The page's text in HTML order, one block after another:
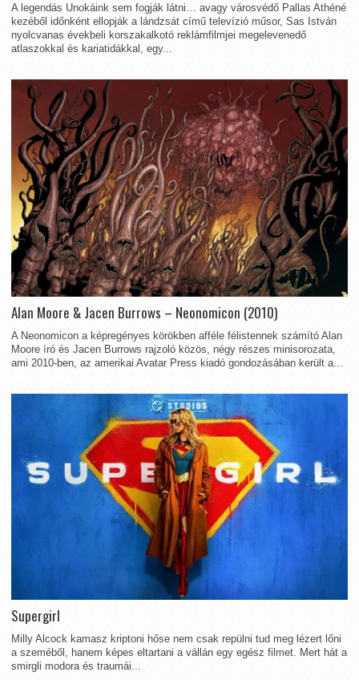
A legendás Unokáink sem fogják látni… avagy városvédő Pallas Athéné
kezéből időnként ellopják a lándzsát című televízió műsor, Sas István
nyolcvanas évekbeli korszakalkotó reklámfilmjei megelevenedő
atlaszokkal és kariatidákkal, egy...
Alan Moore & Jacen Burrows – Neonomicon (2010)
A Neonomicon a képregényes körökben afféle félistennek számító Alan
Moore író és Jacen Burrows rajzoló közös, négy részes minisorozata,
ami 2010-ben, az amerikai Avatar Press kiadó gondozásában került a...
Supergirl
Milly Alcock kamasz kriptoni hőse nem csak repülni tud meg lézert lőni
a szeméből, hanem képes eltartani a vállán egy egész filmet. Mert hát a
smirgli modora és traumái...